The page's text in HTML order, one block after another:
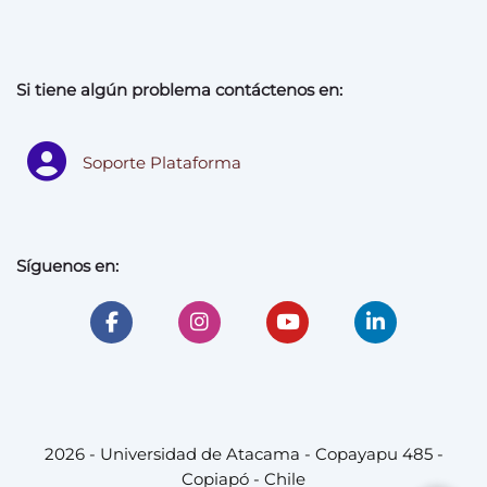
Si tiene algún problema contáctenos en:
Soporte Plataforma
Síguenos en:
2026 - Universidad de Atacama - Copayapu 485 -
Copiapó - Chile